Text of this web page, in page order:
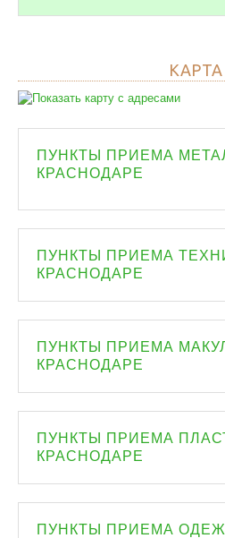
КАРТА
ПУНКТЫ ПРИЕМА
КРАСНОДАРЕ
ПУНКТЫ ПРИЕМА
КРАСНОДАРЕ
ПУНКТЫ ПРИЕМА
КРАСНОДАРЕ
ПУНКТЫ ПРИЕМА
КРАСНОДАРЕ
ПУНКТЫ ПРИЕМА